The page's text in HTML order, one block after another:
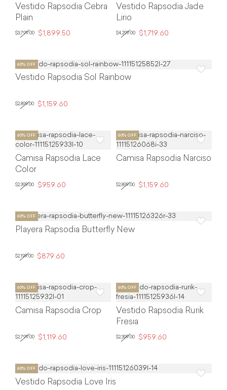
Vestido Rapsodia Cebra
Plain
$3,799.00 $1,899.50
Vestido Rapsodia Jade
Lirio
$4,299.00 $1,719.60
Vestido Rapsodia Sol Rainbow
$2,899.00 $1,159.60
Camisa Rapsodia Lace
Color
$2,399.00 $959.60
Camisa Rapsodia Narciso
$2,899.00 $1,159.60
Playera Rapsodia Butterfly New
$2,199.00 $879.60
Camisa Rapsodia Crop
$2,799.00 $1,119.60
Vestido Rapsodia Rurik
Fresia
$2,399.00 $959.60
Vestido Rapsodia Love Iris